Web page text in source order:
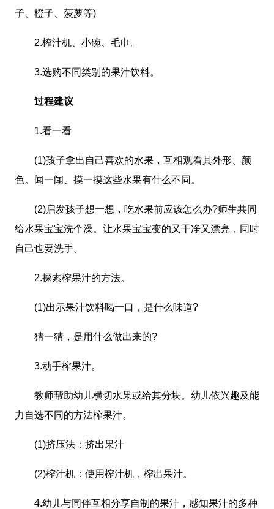
子、橙子、菠萝等)
2.榨汁机、小碗、毛巾。
3.选购不同类别的果汁饮料。
过程建议
1.看一看
(1)孩子拿出自己喜欢的水果，互相观看其外形、颜
色。闻一闻、摸一摸这些水果有什么不同。
(2)启发孩子想一想，吃水果前应该怎么办?师生共同
给水果宝宝洗个澡。让水果宝宝变的又干净又漂亮，同时
自己也要洗手。
2.探索榨果汁的方法。
(1)出示果汁饮料喝一口，是什么味道?
猜一猜，是用什么做出来的?
3.动手榨果汁。
教师帮助幼儿横切水果或给其分块。幼儿依兴趣及能
力自选不同的方法榨果汁。
(1)挤压法：挤出果汁
(2)榨汁机：使用榨汁机，榨出果汁。
4.幼儿与同伴互相分享自制的果汁，感知果汁的多种